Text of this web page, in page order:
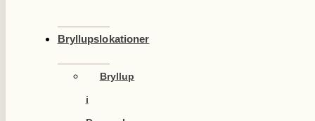
Bryllupslokationer
Bryllup
i